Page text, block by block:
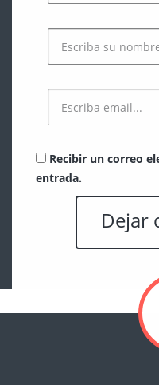
Recibir un correo
entrada.